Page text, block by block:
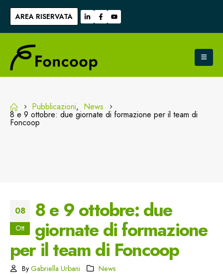
AREA RISERVATA
Pubblicazioni, News
8 e 9 ottobre: due giornate di formazione per il team di
Foncoop
08
Ott
8 e 9 ottobre: due
giornate di formazione
per il team di Foncoop
By Gabriella Urbani News